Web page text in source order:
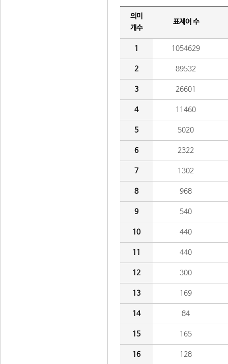
의미
개수
표제어 수
1 1054629
2 89532
3 26601
4 11460
5 5020
6 2322
7 1302
8 968
9 540
10 440
11 440
12 300
13 169
14 84
15 165
16 128